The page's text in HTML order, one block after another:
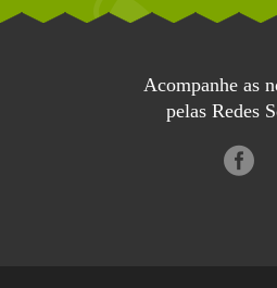
Acompanhe as
pelas Redes